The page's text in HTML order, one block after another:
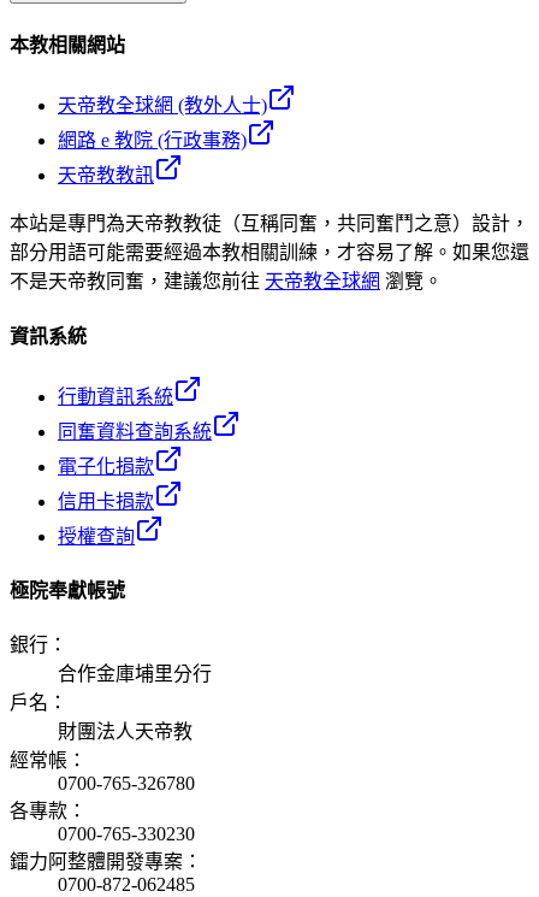
本教相關網站
天帝教全球網 (教外人士)
網路 e 教院 (行政事務)
天帝教教訊
本站是專門為天帝教教徒（互稱同奮，共同奮鬥之意）設計，
部分用語可能需要經過本教相關訓練，才容易了解。如果您還
不是天帝教同奮，建議您前往 天帝教全球網 瀏覽。
資訊系統
行動資訊系統
同奮資料查詢系統
電子化捐款
信用卡捐款
授權查詢
極院奉獻帳號
銀行 ：
合作金庫埔里分行
戶名 ：
財團法人天帝教
經常帳 ：
0700-765-326780
各專款 ：
0700-765-330230
鐳力阿整體開發專案 ：
0700-872-062485